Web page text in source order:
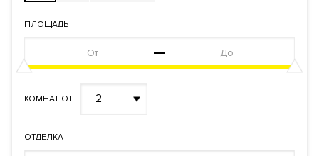
ПЛОЩАДЬ
КОМНАТ ОТ 2
ОТДЕЛКА